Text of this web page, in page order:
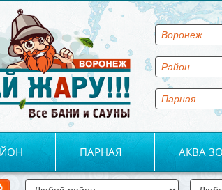
ПАРНАЯ АКВА